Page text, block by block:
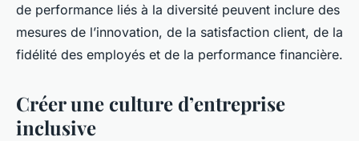
de performance liés à la diversité peuvent inclure des
mesures de l’innovation, de la satisfaction client, de la
fidélité des employés et de la performance financière.
Créer une culture d’entreprise
inclusive